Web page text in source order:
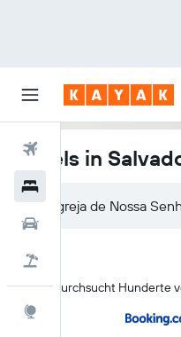
Flüge
Hotels in
KAYAK durchsucht Hunderte